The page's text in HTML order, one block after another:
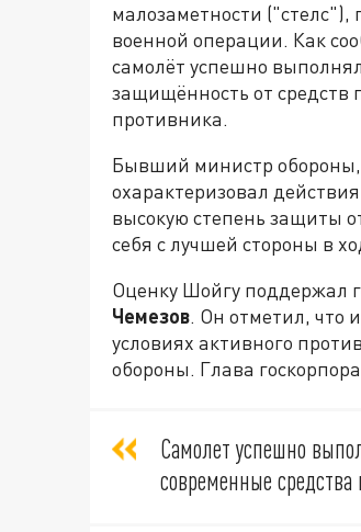
малозаметности ("стелс"),
военной операции. Как
самолёт успешно
защищённость от средств
противника.
Бывший министр обороны,
охарактеризовал
высокую степень защиты
себя с лучшей стороны в
Оценку Шойгу поддержал
Чемезов. Он отметил, что
условиях активного
обороны. Глава
Самолет успешно
современные